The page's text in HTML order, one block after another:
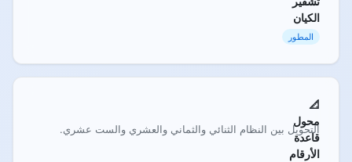
الكيان
المطور
📐
محول
قاعدة
الأرقام
التحويل بين النظام الثنائي والثماني والعشري والست عشري.